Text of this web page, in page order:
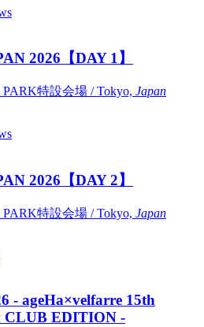
2026【DAY 1】
特設会場 / Tokyo, Japan
2026【DAY 2】
特設会場 / Tokyo, Japan
- ageHa×velfarre 15th
CLUB EDITION -